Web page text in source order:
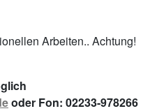
Arbeiten.. Achtung!
oder Fon: 02233-978266